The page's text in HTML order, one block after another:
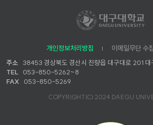
개인정보처리방침 이메일무단 수
주소
38453 경상북도 경산시 진량읍 대구대로 201 대
TEL
053-850-5262~8
FAX
053-850-5269
COPYRIGHT(C) 2024 DAEGU